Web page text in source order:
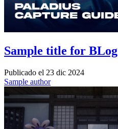
Sample title for BLog
Publicado el 23 dic 2024
Sample author